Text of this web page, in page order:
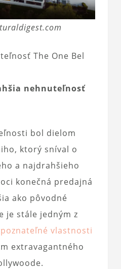
nehnuteľnosť
bol dielom
ktorý sníval o
a najdrahšieho
konečná predajná
ako pôvodné
je stále jedným z
vlastnosti
extravagantného